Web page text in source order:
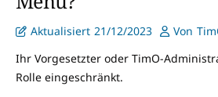
Aktualisiert 21/12/2023 Von
Ihr Vorgesetzter oder TimO-
Rolle eingeschränkt.